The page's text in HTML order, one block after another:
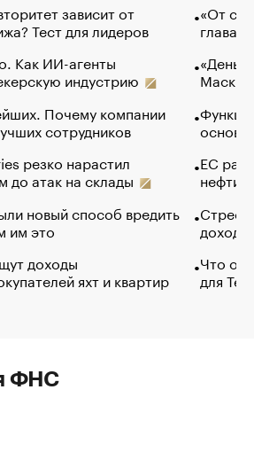
зависит от
Тест для лидеров
Как ИИ-агенты
индустрию
Почему компании
сотрудников
резко нарастил
до атак на склады
новый способ вредить
им это
доходы
яхт и квартир
«От
глава
Маск в
основ
ЕС
нефти
Что
для
ФНС